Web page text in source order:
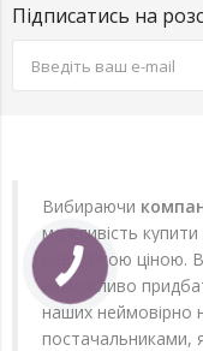
Підписатись на
Вибираючи
можливість купити
невисокою ціною.
неможливо
наших неймовірно
постачальниками,